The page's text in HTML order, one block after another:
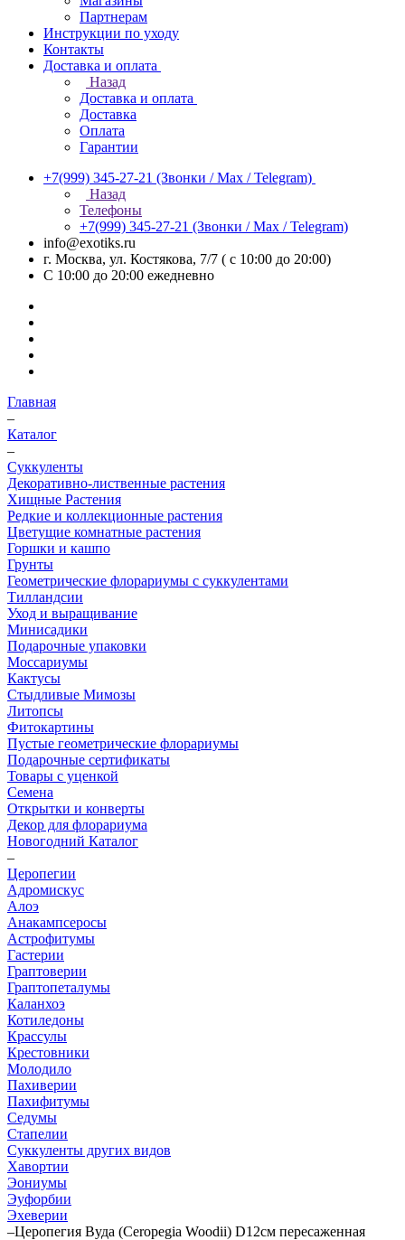
Партнерам
Инструкции по уходу
Контакты
Доставка и оплата
Назад
Доставка и оплата
Доставка
Оплата
Гарантии
+7(999) 345-27-21 (Звонки / Max / Telegram)
Назад
Телефоны
+7(999) 345-27-21 (Звонки / Max / Telegram)
info@exotiks.ru
г. Москва, ул. Костякова, 7/7 ( с 10:00 до 20:00)
С 10:00 до 20:00 ежедневно
Главная
–
Каталог
–
Суккуленты
Декоративно-лиственные растения
Хищные Растения
Редкие и коллекционные растения
Цветущие комнатные растения
Горшки и кашпо
Грунты
Геометрические флорариумы с суккулентами
Тилландсии
Уход и выращивание
Минисадики
Подарочные упаковки
Моссариумы
Кактусы
Стыдливые Мимозы
Литопсы
Фитокартины
Пустые геометрические флорариумы
Подарочные сертификаты
Товары с уценкой
Семена
Открытки и конверты
Декор для флорариума
Новогодний Каталог
–
Церопегии
Адромискус
Алоэ
Анакампсеросы
Астрофитумы
Гастерии
Граптоверии
Граптопеталумы
Каланхоэ
Котиледоны
Крассулы
Крестовники
Молодило
Пахиверии
Пахифитумы
Седумы
Стапелии
Суккуленты других видов
Хавортии
Эониумы
Эуфорбии
Эхеверии
–Церопегия Вуда (Ceropegia Woodii) D12см пересаженная